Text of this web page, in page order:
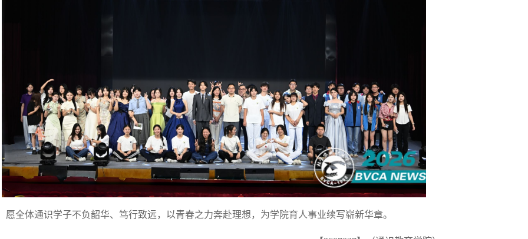
愿全体通识学子不负韶华、笃行致远，以青春之力奔赴理想，为学院育人事业续写崭新华章。